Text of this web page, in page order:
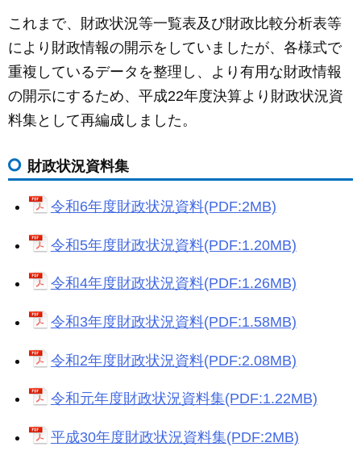
これまで、財政状況等一覧表及び財政比較分析表等
により財政情報の開示をしていましたが、各様式で
重複しているデータを整理し、より有用な財政情報
の開示にするため、平成22年度決算より財政状況資
料集として再編成しました。
財政状況資料集
令和6年度財政状況資料(PDF:2MB)
令和5年度財政状況資料(PDF:1.20MB)
令和4年度財政状況資料(PDF:1.26MB)
令和3年度財政状況資料(PDF:1.58MB)
令和2年度財政状況資料(PDF:2.08MB)
令和元年度財政状況資料集(PDF:1.22MB)
平成30年度財政状況資料集(PDF:2MB)